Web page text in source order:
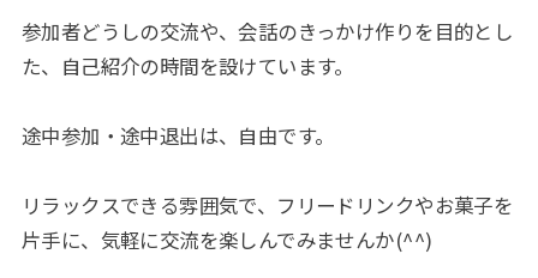
参加者どうしの交流や、会話のきっかけ作りを目的とし
た、自己紹介の時間を設けています。
途中参加・途中退出は、自由です。
リラックスできる雰囲気で、フリードリンクやお菓子を
片手に、気軽に交流を楽しんでみませんか(^^)